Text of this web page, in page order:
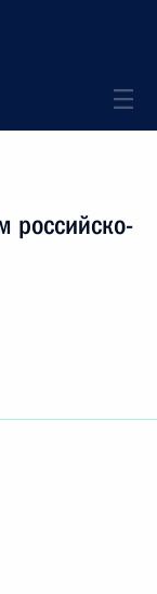
российско-